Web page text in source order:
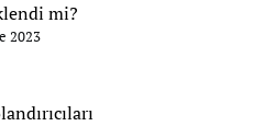
mi?
2023